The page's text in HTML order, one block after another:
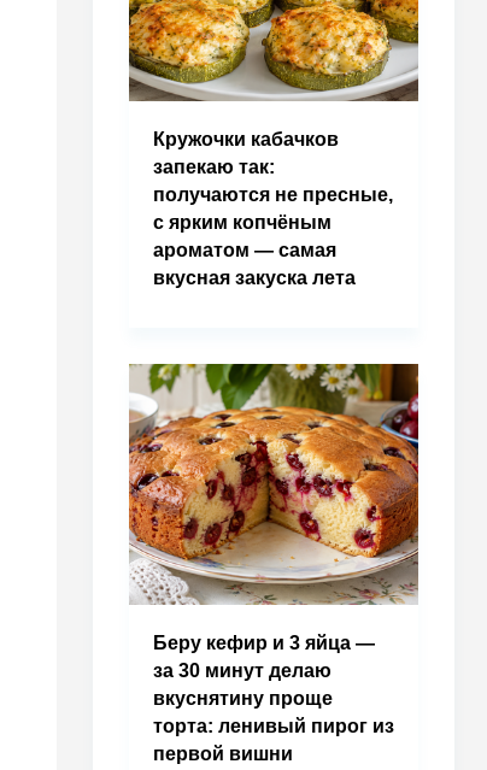
Кружочки кабачков
запекаю так:
получаются не пресные,
с ярким копчёным
ароматом — самая
вкусная закуска лета
Беру кефир и 3 яйца —
за 30 минут делаю
вкуснятину проще
торта: ленивый пирог из
первой вишни